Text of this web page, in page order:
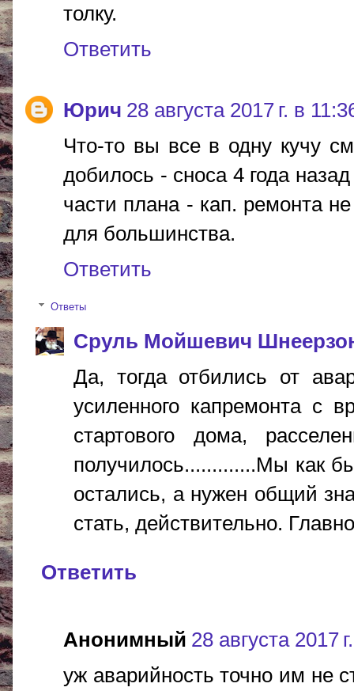
толку.
Ответить
Юрич 28 августа 2017 г. в
Что-то вы все в одну кучу
добилось - сноса 4 года
части плана - кап. ремонта
для большинства.
Ответить
Ответы
Сруль Мойшевич
Да, тогда отбились от
усиленного капремонта с
стартового дома,
получилось.............Мы как
остались, а нужен общий
стать, действительно.
Ответить
Анонимный 28 августа 2017
уж аварийность точно им не